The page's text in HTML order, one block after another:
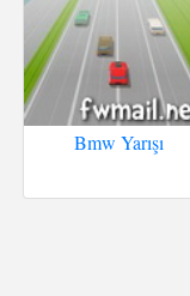
Bmw Yarışı